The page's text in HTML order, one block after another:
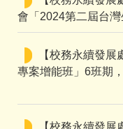
會「2024第二屆台灣
【校務永續發
專案增能班」6班期
【校務永續發